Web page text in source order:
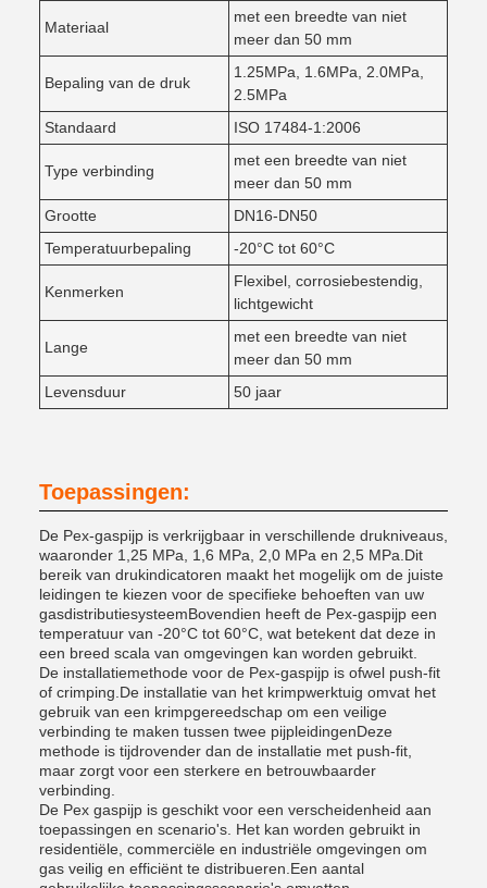
Materiaal
met een breedte van niet
meer dan 50 mm
Bepaling van de druk
1.25MPa, 1.6MPa, 2.0MPa,
2.5MPa
Standaard
ISO 17484-1:2006
Type verbinding
met een breedte van niet
meer dan 50 mm
Grootte
DN16-DN50
Temperatuurbepaling
-20°C tot 60°C
Kenmerken
Flexibel, corrosiebestendig,
lichtgewicht
Lange
met een breedte van niet
meer dan 50 mm
Levensduur
50 jaar
Toepassingen:
De Pex-gaspijp is verkrijgbaar in verschillende drukniveaus,
waaronder 1,25 MPa, 1,6 MPa, 2,0 MPa en 2,5 MPa.Dit
bereik van drukindicatoren maakt het mogelijk om de juiste
leidingen te kiezen voor de specifieke behoeften van uw
gasdistributiesysteemBovendien heeft de Pex-gaspijp een
temperatuur van -20°C tot 60°C, wat betekent dat deze in
een breed scala van omgevingen kan worden gebruikt.
De installatiemethode voor de Pex-gaspijp is ofwel push-fit
of crimping.De installatie van het krimpwerktuig omvat het
gebruik van een krimpgereedschap om een veilige
verbinding te maken tussen twee pijpleidingenDeze
methode is tijdrovender dan de installatie met push-fit,
maar zorgt voor een sterkere en betrouwbaarder
verbinding.
De Pex gaspijp is geschikt voor een verscheidenheid aan
toepassingen en scenario's. Het kan worden gebruikt in
residentiële, commerciële en industriële omgevingen om
gas veilig en efficiënt te distribueren.Een aantal